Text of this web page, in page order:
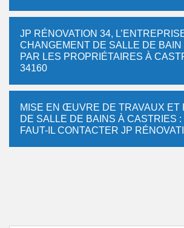
JP RÉNOVATION 34,
CHANGEMENT DE SALLE DE
PAR LES PROPRIÉTAIRES À
34160
MISE EN ŒUVRE DE TRAVAUX ET
DE SALLE DE BAINS À CASTRIES :
FAUT-IL CONTACTER JP